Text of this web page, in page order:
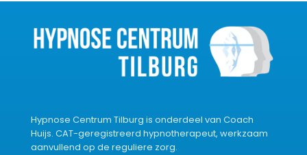
Hypnose Centrum Tilburg is onderdeel van Coach
Huijs. CAT-geregistreerd hypnotherapeut, werkzaam
aanvullend op de reguliere zorg.